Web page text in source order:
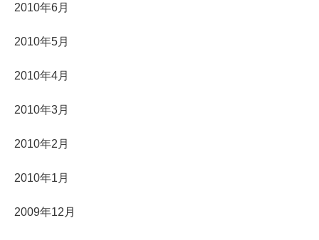
2010年6月
2010年5月
2010年4月
2010年3月
2010年2月
2010年1月
2009年12月